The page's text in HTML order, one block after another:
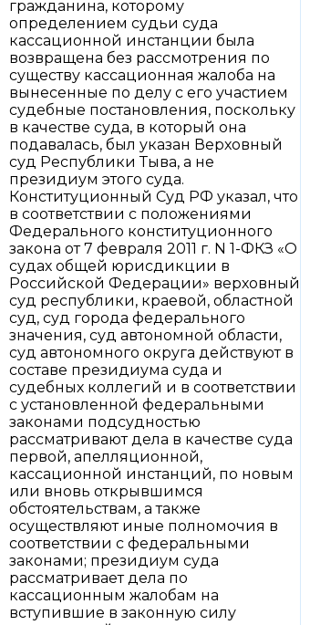
гражданина, которому
определением судьи суда
кассационной инстанции была
возвращена без рассмотрения по
существу кассационная жалоба на
вынесенные по делу с его участием
судебные постановления, поскольку
в качестве суда, в который она
подавалась, был указан Верховный
суд Республики Тыва, а не
президиум этого суда.
Конституционный Суд РФ указал, что
в соответствии с положениями
Федерального конституционного
закона от 7 февраля 2011 г. N 1-ФКЗ «О
судах общей юрисдикции в
Российской Федерации» верховный
суд республики, краевой, областной
суд, суд города федерального
значения, суд автономной области,
суд автономного округа действуют в
составе президиума суда и
судебных коллегий и в соответствии
с установленной федеральными
законами подсудностью
рассматривают дела в качестве суда
первой, апелляционной,
кассационной инстанций, по новым
или вновь открывшимся
обстоятельствам, а также
осуществляют иные полномочия в
соответствии с федеральными
законами; президиум суда
рассматривает дела по
кассационным жалобам на
вступившие в законную силу